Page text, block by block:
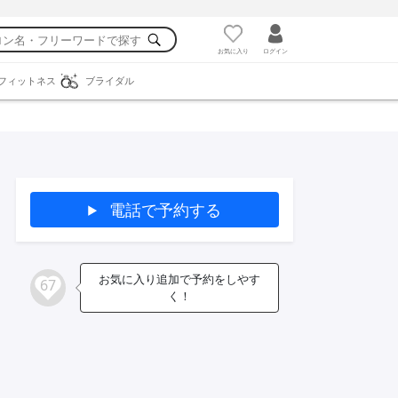
お気に入り ログイン
ィットネス ブライダル
電話で予約する
67
お気に入り追加で予約をしやす
く！